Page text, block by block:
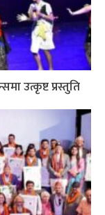
उत्कृष्ट प्रस्तुति